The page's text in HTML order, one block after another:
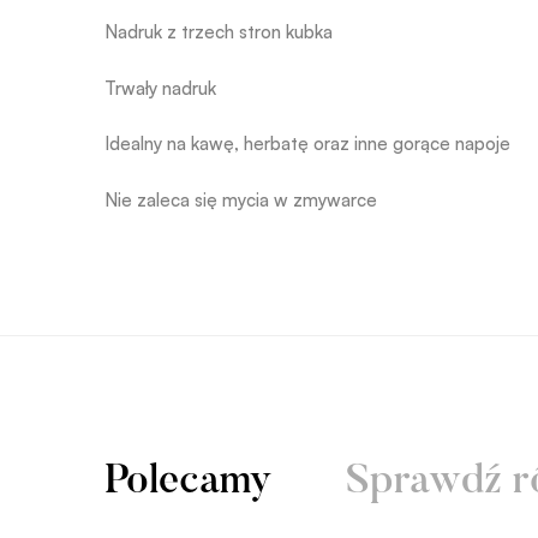
Nadruk z trzech stron kubka
Trwały nadruk
Idealny na kawę, herbatę oraz inne gorące napoje
Nie zaleca się mycia w zmywarce
Polecamy Sprawdź